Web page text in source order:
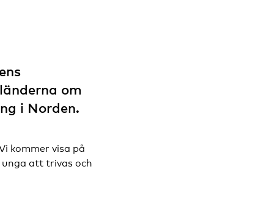
om
i Norden.
kommer visa på
att trivas och